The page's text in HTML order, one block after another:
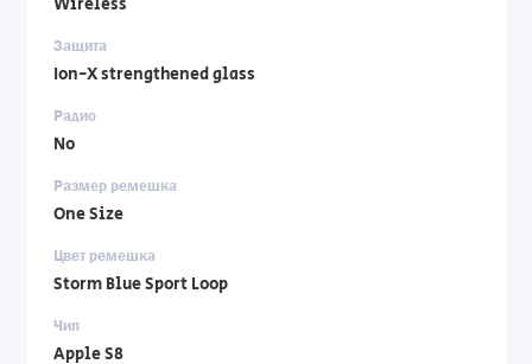
Wireless
Защита
Ion-X strengthened glass
Радио
No
Размер ремешка
One Size
Цвет ремешка
Storm Blue Sport Loop
Чип
Apple S8